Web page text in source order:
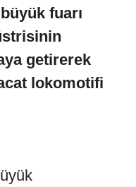
fuarı
getirerek
lokomotifi